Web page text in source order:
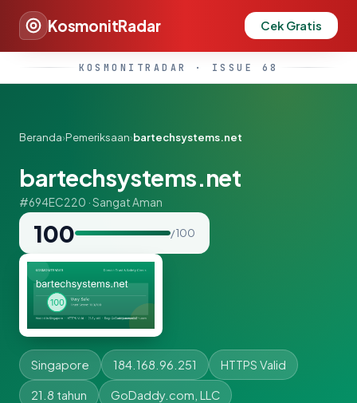
KosmonitRadar Cek Gratis
KOSMONITRADAR · ISSUE 68
Beranda›Pemeriksaan›bartechsystems.net
bartechsystems.net
#694EC220 · Sangat Aman
100 / 100
Singapore 184.168.96.251 HTTPS Valid
21.8 tahun GoDaddy.com, LLC